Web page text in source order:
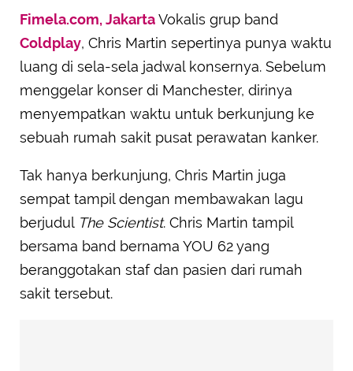
Fimela.com, JakartaVokalis grup band
Coldplay, Chris Martin sepertinya punya waktu
luang di sela-sela jadwal konsernya. Sebelum
menggelar konser di Manchester, dirinya
menyempatkan waktu untuk berkunjung ke
sebuah rumah sakit pusat perawatan kanker.
Tak hanya berkunjung, Chris Martin juga
sempat tampil dengan membawakan lagu
berjudul The Scientist. Chris Martin tampil
bersama band bernama YOU 62 yang
beranggotakan staf dan pasien dari rumah
sakit tersebut.